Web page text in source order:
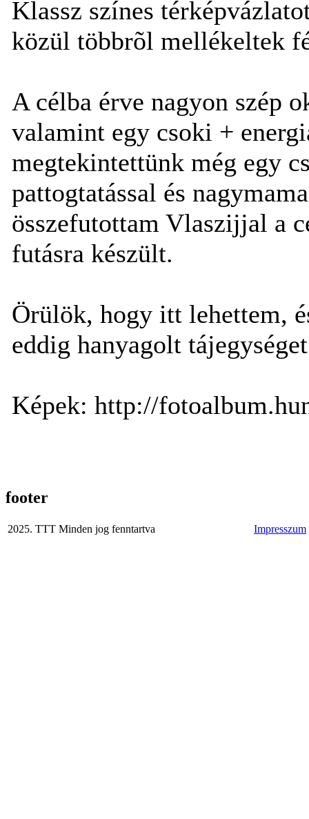
Klassz színes
közül többrõl mellékeltek
A célba érve nagyon szép
valamint egy csoki +
megtekintettünk még egy
pattogtatással és
összefutottam Vlaszijjal a
futásra készült.
Örülök, hogy itt lehettem,
eddig hanyagolt
Képek: http://
footer
2025. TTT Minden jog fenntartva Impresszum